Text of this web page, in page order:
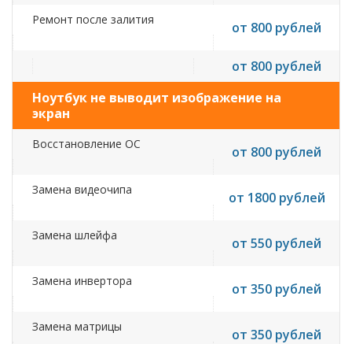
Ремонт после залития от 800 рублей
от 800 рублей
Ноутбук не выводит изображение на
экран
Восстановление ОС от 800 рублей
Замена видеочипа от 1800 рублей
Замена шлейфа от 550 рублей
Замена инвертора от 350 рублей
Замена матрицы от 350 рублей